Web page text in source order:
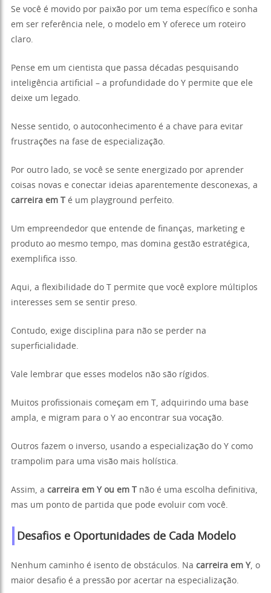
Se você é movido por paixão por um tema específico e sonha
em ser referência nele, o modelo em Y oferece um roteiro
claro.
Pense em um cientista que passa décadas pesquisando
inteligência artificial – a profundidade do Y permite que ele
deixe um legado.
Nesse sentido, o autoconhecimento é a chave para evitar
frustrações na fase de especialização.
Por outro lado, se você se sente energizado por aprender
coisas novas e conectar ideias aparentemente desconexas, a
carreira em T
é um playground perfeito.
Um empreendedor que entende de finanças, marketing e
produto ao mesmo tempo, mas domina gestão estratégica,
exemplifica isso.
Aqui, a flexibilidade do T permite que você explore múltiplos
interesses sem se sentir preso.
Contudo, exige disciplina para não se perder na
superficialidade.
Vale lembrar que esses modelos não são rígidos.
Muitos profissionais começam em T, adquirindo uma base
ampla, e migram para o Y ao encontrar sua vocação.
Outros fazem o inverso, usando a especialização do Y como
trampolim para uma visão mais holística.
Assim, a carreira em Y ou em T
não é uma escolha definitiva,
mas um ponto de partida que pode evoluir com você.
Desafios e Oportunidades de Cada Modelo
Nenhum caminho é isento de obstáculos. Na carreira em Y, o
maior desafio é a pressão por acertar na especialização.